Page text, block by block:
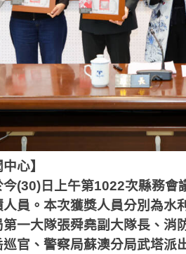
心】
今(30)日上午第1022次縣務會
員。本次獲獎人員分別為水
一大隊張舜堯副大隊長、消
官、警察局蘇澳分局武塔派